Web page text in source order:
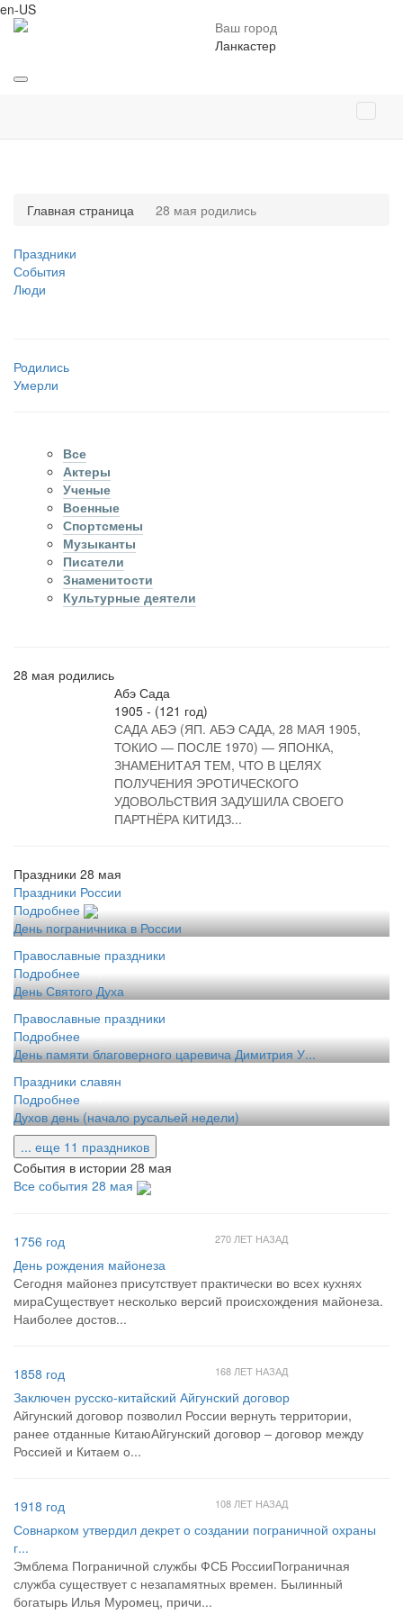
en-US
Ваш город
Ланкастер
Главная страница 28 мая родились
Праздники
События
Люди
Родились
Умерли
Все
Актеры
Ученые
Военные
Спортсмены
Музыканты
Писатели
Знаменитости
Культурные деятели
28 мая родились
Абэ Сада
1905 - (121 год)
САДА АБЭ (ЯП. АБЭ САДА, 28 МАЯ 1905,
ТОКИО — ПОСЛЕ 1970) — ЯПОНКА,
ЗНАМЕНИТАЯ ТЕМ, ЧТО В ЦЕЛЯХ
ПОЛУЧЕНИЯ ЭРОТИЧЕСКОГО
УДОВОЛЬСТВИЯ ЗАДУШИЛА СВОЕГО
ПАРТНЁРА КИТИДЗ...
Праздники 28 мая
Праздники России
Подробнее
День пограничника в России
Православные праздники
Подробнее
День Святого Духа
Православные праздники
Подробнее
День памяти благоверного царевича Димитрия У...
Праздники славян
Подробнее
Духов день (начало русальей недели)
... еще 11 праздников
События в истории 28 мая
Все события 28 мая
1756 год 270 ЛЕТ НАЗАД
День рождения майонеза
Сегодня майонез присутствует практически во всех кухнях
мираСуществует несколько версий происхождения майонеза.
Наиболее достов...
1858 год 168 ЛЕТ НАЗАД
Заключен русско-китайский Айгунский договор
Айгунский договор позволил России вернуть территории,
ранее отданные КитаюАйгунский договор – договор между
Россией и Китаем о...
1918 год 108 ЛЕТ НАЗАД
Совнарком утвердил декрет о создании пограничной охраны
г...
Эмблема Пограничной службы ФСБ РоссииПограничная
служба существует с незапамятных времен. Былинный
богатырь Илья Муромец, причи...